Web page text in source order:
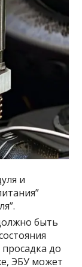
и
быть
просадка до
ЭБУ может